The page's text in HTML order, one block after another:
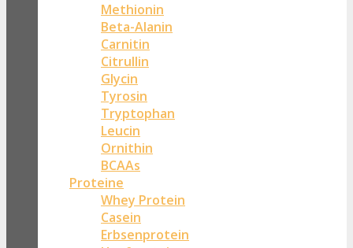
Methionin
Beta-Alanin
Carnitin
Citrullin
Glycin
Tyrosin
Tryptophan
Leucin
Ornithin
BCAAs
Proteine
Whey Protein
Casein
Erbsenprotein